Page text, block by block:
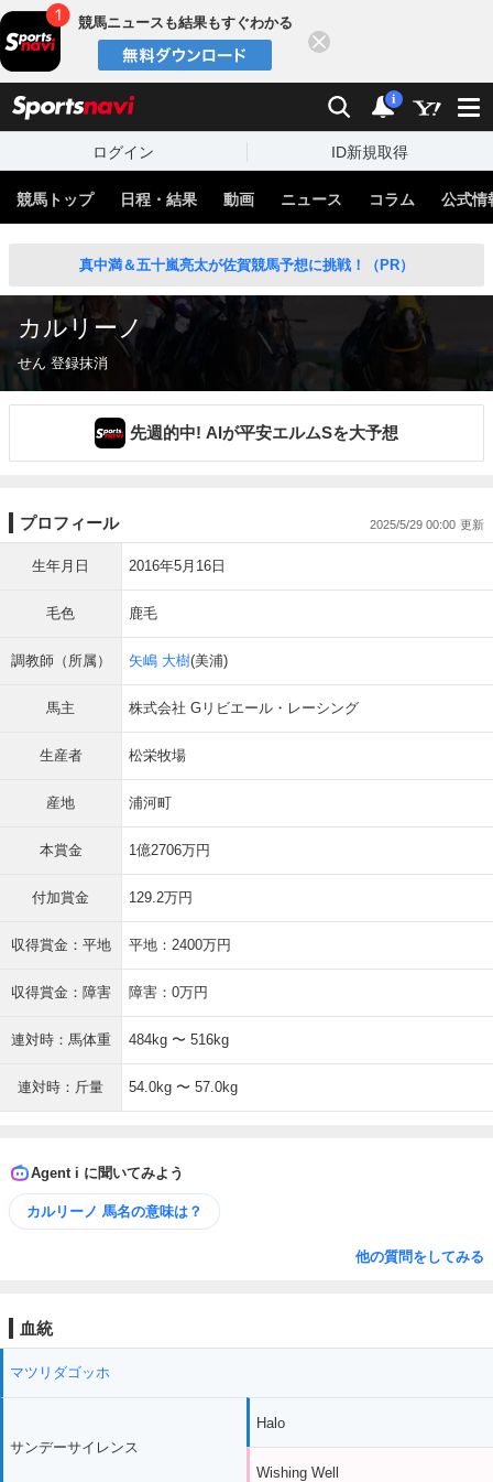
競馬ニュースも結果もすぐわかる
検索 通知
i
ログイン ID新規取得
競馬トップ 日程・結果 動画 ニュース コラム 公式情
真中満＆五十嵐亮太が佐賀競馬予想に挑戦！（PR）
カルリーノ
せん 登録抹消
先週的中! AIが平安エルムSを大予想
プロフィール 2025/5/29 00:00
生年月日 2016年5月16日
毛色 鹿毛
調教師（所属） 矢嶋 大樹(美浦)
馬主 株式会社 Gリビエール・レーシング
生産者 松栄牧場
産地 浦河町
本賞金 1億2706万円
付加賞金 129.2万円
収得賞金：平地 平地：2400万円
収得賞金：障害 障害：0万円
連対時：馬体重 484kg 〜 516kg
連対時：斤量 54.0kg 〜 57.0kg
Agent i に聞いてみよう
カルリーノ 馬名の意味は？
他の質問をしてみる
血統
マツリダゴッホ
サンデーサイレンス
Halo
Wishing Well